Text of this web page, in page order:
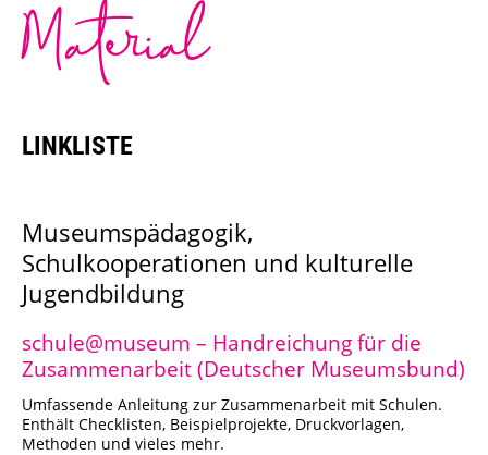
Material
LINKLISTE
Museumspädagogik,
Schulkooperationen und kulturelle
Jugendbildung
schule@museum – Handreichung für die
Zusammenarbeit (Deutscher Museumsbund)
Umfassende Anleitung zur Zusammenarbeit mit Schulen.
Enthält Checklisten, Beispielprojekte, Druckvorlagen,
Methoden und vieles mehr.
Städtisches Museum Seesen
Städtisches Museum Hann. Münden
StadtMuseum Einbeck
Stadt- und Tiermuseum Alfeld
Heimatmuseum Northeim
Heimatmuseum Moringen
Stadtmuseum Bad Gandersheim